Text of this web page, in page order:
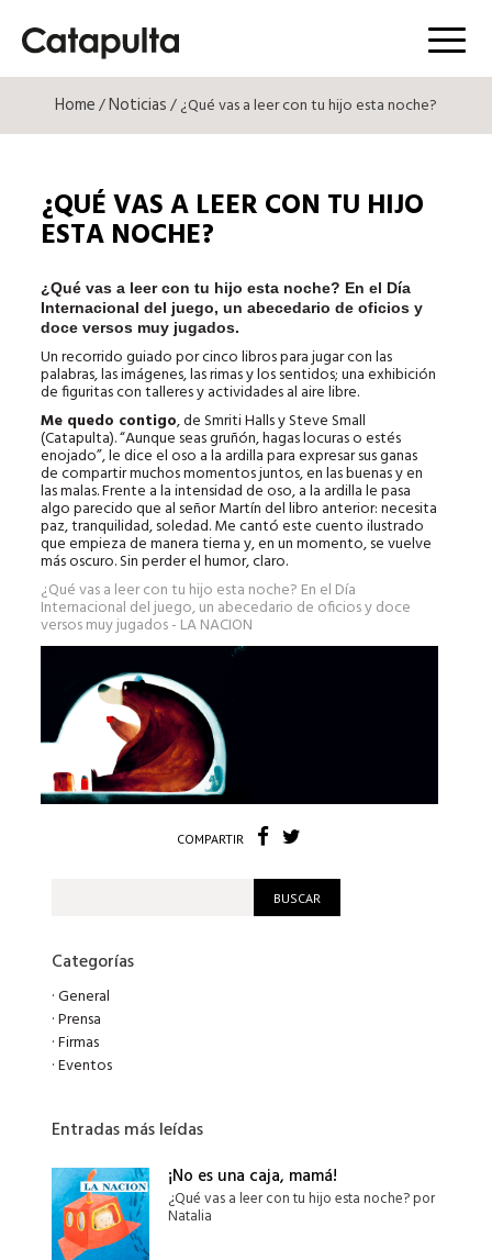
Menú
Home/Noticias/ ¿Qué vas a leer con tu hijo esta noche?
¿QUÉ VAS A LEER CON TU HIJO
ESTA NOCHE?
¿Qué vas a leer con tu hijo esta noche? En el Día
Internacional del juego, un abecedario de oficios y
doce versos muy jugados.
Un recorrido guiado por cinco libros para jugar con las
palabras, las imágenes, las rimas y los sentidos; una exhibición
de figuritas con talleres y actividades al aire libre.
Me quedo contigo, de Smriti Halls y Steve Small
(Catapulta). “Aunque seas gruñón, hagas locuras o estés
enojado”, le dice el oso a la ardilla para expresar sus ganas
de compartir muchos momentos juntos, en las buenas y en
las malas. Frente a la intensidad de oso, a la ardilla le pasa
algo parecido que al señor Martín del libro anterior: necesita
paz, tranquilidad, soledad. Me cantó este cuento ilustrado
que empieza de manera tierna y, en un momento, se vuelve
más oscuro. Sin perder el humor, claro.
¿Qué vas a leer con tu hijo esta noche? En el Día
Internacional del juego, un abecedario de oficios y doce
versos muy jugados - LA NACION
COMPARTIR
Categorías
·General
·Prensa
·Firmas
·Eventos
Entradas más leídas
¡No es una caja, mamá!
¿Qué vas a leer con tu hijo esta noche? por
Natalia